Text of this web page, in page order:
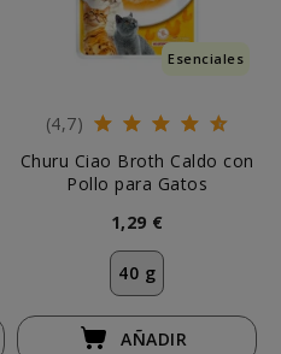
Esenciales
(4,7)
Churu Ciao Broth Caldo con
Pollo para Gatos
1,29 €
40 g
AÑADIR